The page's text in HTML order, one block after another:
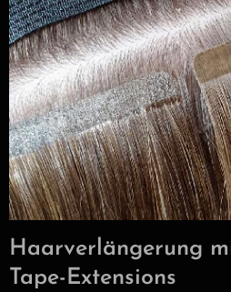
Haarverlängerung
Tape-Extensions